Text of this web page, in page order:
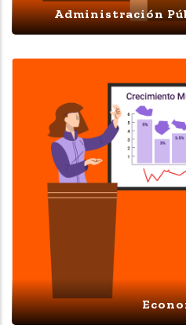
Administración